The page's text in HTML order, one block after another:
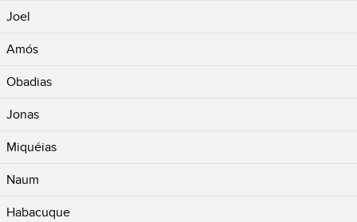
Joel
Amós
Obadias
Jonas
Miquéias
Naum
Habacuque